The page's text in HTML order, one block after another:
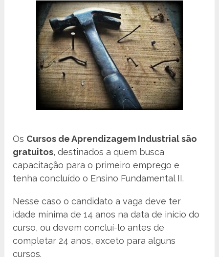
Os Cursos de Aprendizagem Industrial são
gratuitos, destinados a quem busca
capacitação para o primeiro emprego e
tenha concluído o Ensino Fundamental II.
Nesse caso o candidato a vaga deve ter
idade mínima de 14 anos na data de início do
curso, ou devem concluí-lo antes de
completar 24 anos, exceto para alguns
cursos.